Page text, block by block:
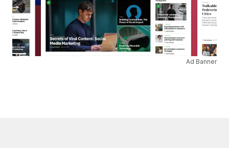
Ad Banner